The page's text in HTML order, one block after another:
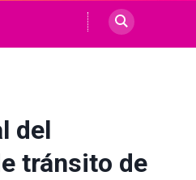
del
tránsito de